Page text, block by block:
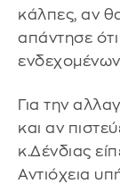
κάλπες, αν
απάντησε
Για την
και αν
κ.Δένδιας
Αντιόχεια